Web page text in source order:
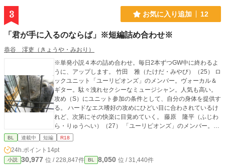
3 お気に入り追加 12
「君が手に入るのならば」※短編詰め合わせ※
恭谷 澪吏（きょうや・みおり）
※単発小説４本の詰め合わせ。毎日2本ずつGW中に終わるよ
うに、アップします。 竹田 雅（たけだ・みやび）（25） ロ
ックユニット「ユーリピオンズ」のメンバー。ヴォーカル＆
ギター。駄々洩れセクシーなミュージシャン。人気も高い。
攻め（S）にユニット参加の条件として、自分の身体を提供す
る。 ハードなエス嗜好の攻めにひどい目に合わされているけ
れど、次第にその快楽に目覚めていく。 藤原 隆平（ふじわ
ら・りゅうへい）（27） 「ユーリピオンズ」のメンバー。ウ
ッドベース＆ベース。地味系男子。常に中折れ帽を被ってい
キルに竹田が惚れ、熱心に口説いて「ユーリピオンズ」に加
入。 条件として竹田の身体を好きにさせるという無茶を言
BL 連載中 短編 R18
24h.ポイント 14pt
小説 30,977 位 / 228,847件 BL 8,050 位 / 31,440件